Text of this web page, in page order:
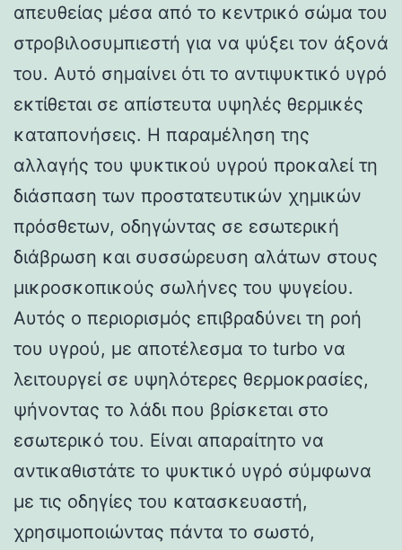
απευθείας μέσα από το κεντρικό σώμα του
στροβιλοσυμπιεστή για να ψύξει τον άξονά
του. Αυτό σημαίνει ότι το αντιψυκτικό υγρό
εκτίθεται σε απίστευτα υψηλές θερμικές
καταπονήσεις. Η παραμέληση της
αλλαγής του ψυκτικού υγρού προκαλεί τη
διάσπαση των προστατευτικών χημικών
πρόσθετων, οδηγώντας σε εσωτερική
διάβρωση και συσσώρευση αλάτων στους
μικροσκοπικούς σωλήνες του ψυγείου.
Αυτός ο περιορισμός επιβραδύνει τη ροή
του υγρού, με αποτέλεσμα το turbo να
λειτουργεί σε υψηλότερες θερμοκρασίες,
ψήνοντας το λάδι που βρίσκεται στο
εσωτερικό του. Είναι απαραίτητο να
αντικαθιστάτε το ψυκτικό υγρό σύμφωνα
με τις οδηγίες του κατασκευαστή,
χρησιμοποιώντας πάντα το σωστό,